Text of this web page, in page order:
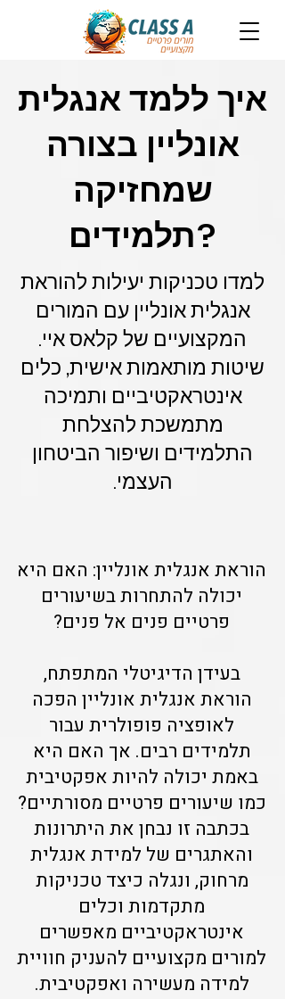
איך ללמד אנגלית
אונליין בצורה
שמחזיקה
תלמידים?
למדו טכניקות יעילות להוראת
אנגלית אונליין עם המורים
המקצועיים של קלאס איי.
שיטות מותאמות אישית, כלים
אינטראקטיביים ותמיכה
מתמשכת להצלחת
התלמידים ושיפור הביטחון
העצמי.
הוראת אנגלית אונליין: האם היא
יכולה להתחרות בשיעורים
פרטיים פנים אל פנים?
בעידן הדיגיטלי המתפתח,
הוראת אנגלית אונליין הפכה
לאופציה פופולרית עבור
תלמידים רבים. אך האם היא
באמת יכולה להיות אפקטיבית
כמו שיעורים פרטיים מסורתיים?
בכתבה זו נבחן את היתרונות
והאתגרים של למידת אנגלית
מרחוק, ונגלה כיצד טכניקות
מתקדמות וכלים
אינטראקטיביים מאפשרים
למורים מקצועיים להעניק חוויית
למידה מעשירה ואפקטיבית.